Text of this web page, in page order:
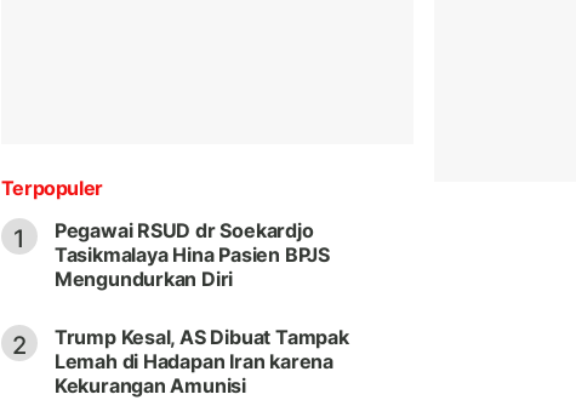
Terpopuler
1
Pegawai RSUD dr Soekardjo
Tasikmalaya Hina Pasien BPJS
Mengundurkan Diri
2
Trump Kesal, AS Dibuat Tampak
Lemah di Hadapan Iran karena
Kekurangan Amunisi